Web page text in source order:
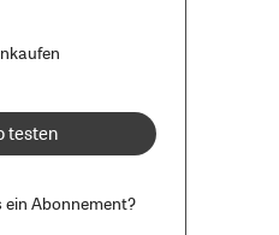
testen
ein Abonnement?